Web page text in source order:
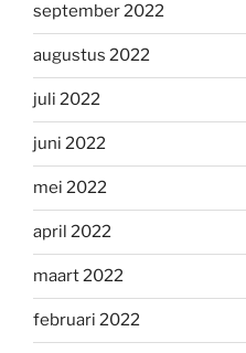
september 2022
augustus 2022
juli 2022
juni 2022
mei 2022
april 2022
maart 2022
februari 2022